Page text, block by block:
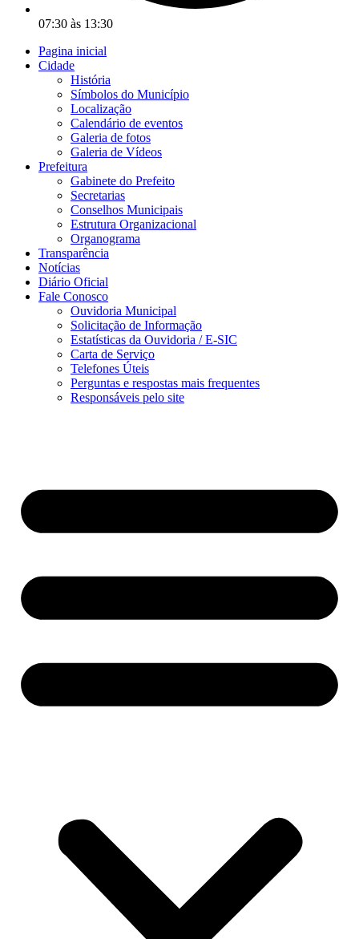
07:30 às 13:30
Pagina inicial
Cidade
História
Símbolos do Município
Localização
Calendário de eventos
Galeria de fotos
Galeria de Vídeos
Prefeitura
Gabinete do Prefeito
Secretarias
Conselhos Municipais
Estrutura Organizacional
Organograma
Transparência
Notícias
Diário Oficial
Fale Conosco
Ouvidoria Municipal
Solicitação de Informação
Estatísticas da Ouvidoria / E-SIC
Carta de Serviço
Telefones Úteis
Perguntas e respostas mais frequentes
Responsáveis pelo site